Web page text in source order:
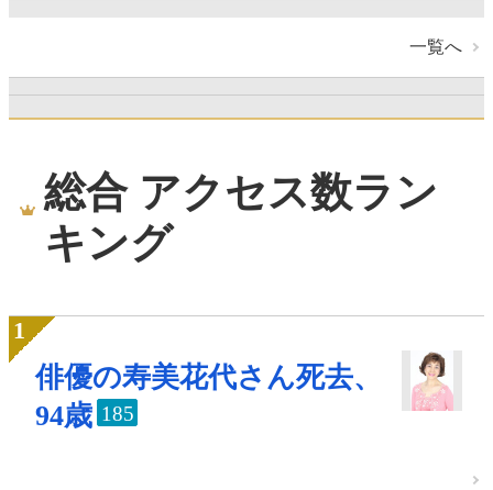
一覧へ
総合 アクセス数ラン
キング
俳優の寿美花代さん死去、
94歳 185